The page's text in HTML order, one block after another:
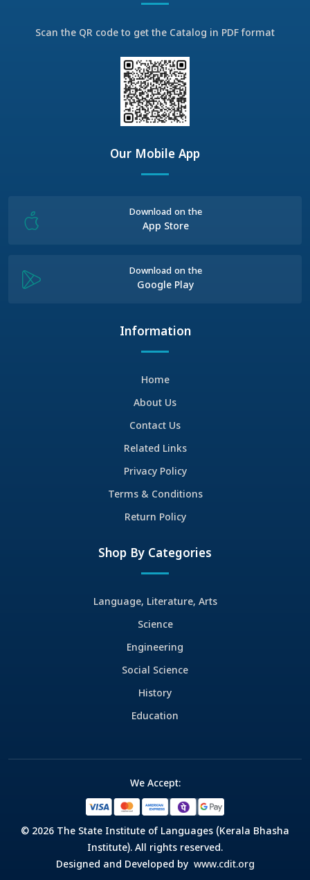
Scan the QR code to get the Catalog in PDF format
Our Mobile App
Download on the
App Store
Download on the
Google Play
Information
Home
About Us
Contact Us
Related Links
Privacy Policy
Terms & Conditions
Return Policy
Shop By Categories
Language, Literature, Arts
Science
Engineering
Social Science
History
Education
We Accept:
© 2026 The State Institute of Languages (Kerala Bhasha
Institute). All rights reserved.
Designed and Developed by www.cdit.org